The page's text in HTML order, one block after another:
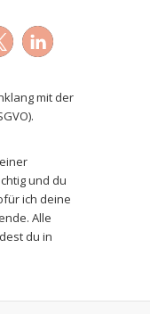
mit der
und du
ich deine
Alle
du in